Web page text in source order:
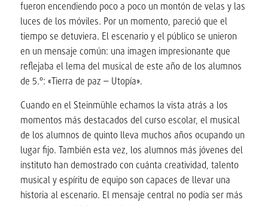
fueron encendiendo poco a poco un montón de velas y las
luces de los móviles. Por un momento, pareció que el
tiempo se detuviera. El escenario y el público se unieron
en un mensaje común: una imagen impresionante que
reflejaba el lema del musical de este año de los alumnos
de 5.º: «Tierra de paz – Utopía».
Cuando en el Steinmühle echamos la vista atrás a los
momentos más destacados del curso escolar, el musical
de los alumnos de quinto lleva muchos años ocupando un
lugar fijo. También esta vez, los alumnos más jóvenes del
instituto han demostrado con cuánta creatividad, talento
musical y espíritu de equipo son capaces de llevar una
historia al escenario. El mensaje central no podía ser más